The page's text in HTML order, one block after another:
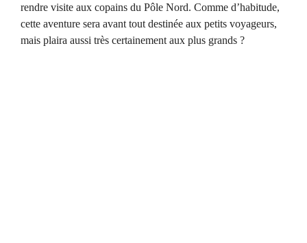
rendre visite aux copains du Pôle Nord. Comme d’habitude,
cette aventure sera avant tout destinée aux petits voyageurs,
mais plaira aussi très certainement aux plus grands ?